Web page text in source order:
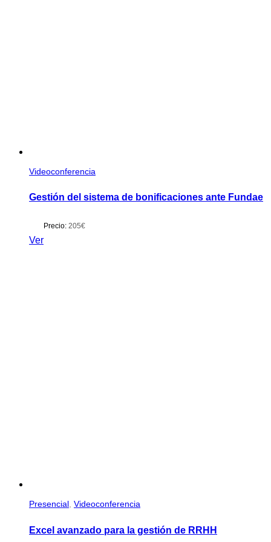
Videoconferencia
Gestión del sistema de bonificaciones ante Fundae
Precio: 205€
Ver
Presencial, Videoconferencia
Excel avanzado para la gestión de RRHH